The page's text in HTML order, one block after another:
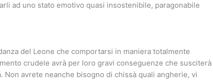
ad uno stato emotivo quasi insostenibile, paragonabile
del Leone che comportarsi in maniera totalmente
crudele avrà per loro gravi conseguenze che susciterà
avrete neanche bisogno di chissà quali angherie, vi